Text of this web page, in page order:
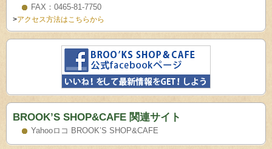
FAX：0465-81-7750
>アクセス方法はこちらから
BROOK’S SHOP&CAFE 関連サイト
Yahooロコ BROOK’S SHOP&CAFE